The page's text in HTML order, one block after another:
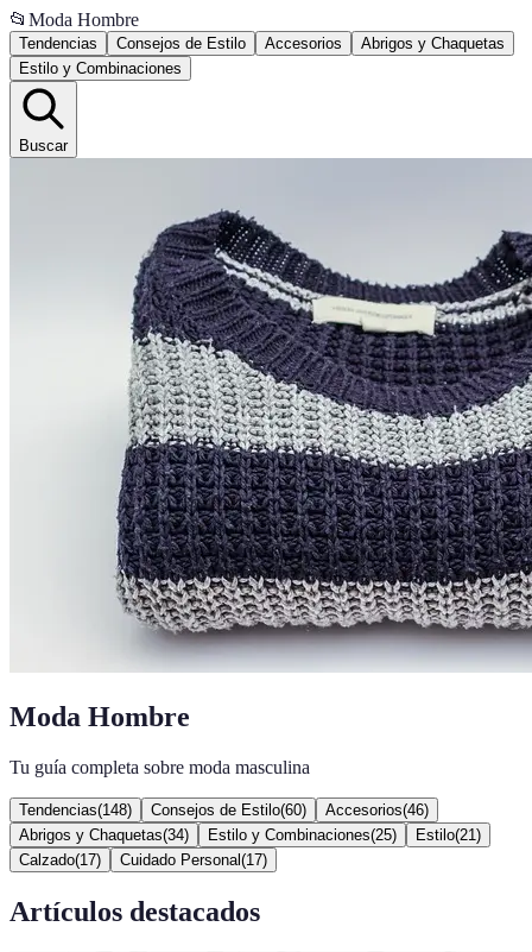
📂 Moda Hombre
Tendencias Consejos de Estilo Accesorios
Abrigos y Chaquetas
Estilo y Combinaciones
Buscar
Moda Hombre
Tu guía completa sobre moda masculina
Tendencias(148) Consejos de Estilo(60) Accesorios(46)
Abrigos y Chaquetas(34) Estilo y Combinaciones(25) Estilo(21 )
Calzado(17) Cuidado Personal (17)
Artículos destacados